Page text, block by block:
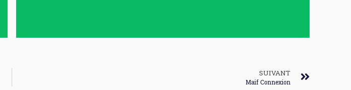
SUIVANT
Maif Connexion